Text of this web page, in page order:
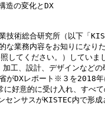
造の変化とDX
技術総合研究所（以下「
な業務内容をお知りになり
してください。）していま
工、設計、デザインなどの
がDXレポート※３を2018
好意的に受け入れ、すべ
センサスがKISTEC内で形成